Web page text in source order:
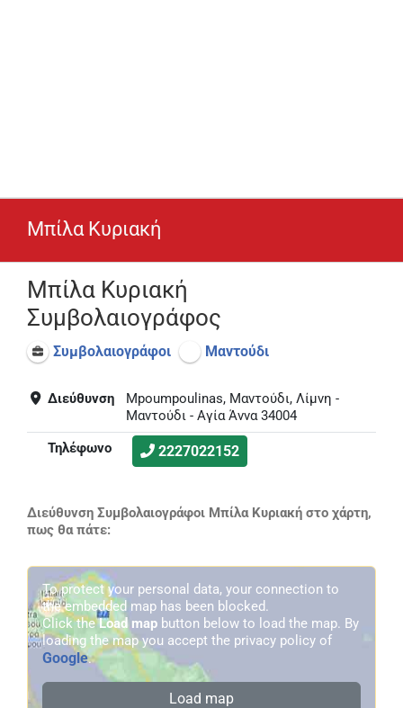
Μπίλα Κυριακή
Μπίλα Κυριακή
Συμβολαιογράφος
Συμβολαιογράφοι Μαντούδι
Διεύθυνση
Mpoumpoulinas, Μαντούδι, Λίμνη -
Μαντούδι - Αγία Άννα 34004
Τηλέφωνο
2227022152
Διεύθυνση Συμβολαιογράφοι Μπίλα Κυριακή στο χάρτη,
πως θα πάτε:
To protect your personal data, your connection to
the embedded map has been blocked.
Click theLoad map button below to load the map. By
loading the map you accept the privacy policy of
Google.
Load map